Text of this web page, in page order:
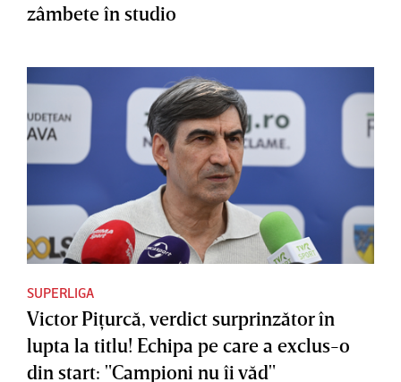
zâmbete în studio
SUPERLIGA
Victor Piţurcă, verdict surprinzător în
lupta la titlu! Echipa pe care a exclus-o
din start: "Campioni nu îi văd"